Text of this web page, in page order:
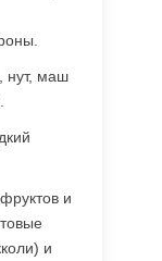
нут, маш
и
и